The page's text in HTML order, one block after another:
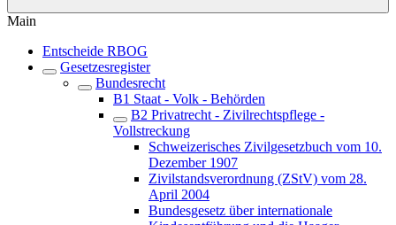
Main
Entscheide RBOG
Gesetzesregister
Bundesrecht
B1 Staat - Volk - Behörden
B2 Privatrecht - Zivilrechtspflege -
Vollstreckung
Schweizerisches Zivilgesetzbuch vom 10.
Dezember 1907
Zivilstandsverordnung (ZStV) vom 28.
April 2004
Bundesgesetz über internationale